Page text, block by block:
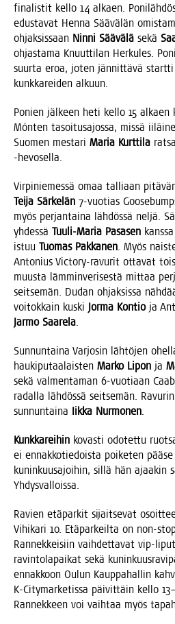
fina­lis­tit kel­lo 14 alkaen.
edus­ta­vat Hen­na Sää­vä­län
ohjak­sis­saan Nin­ni Sää­vä­lä sekä
ohjas­ta­ma Knuut­ti­lan Her­ku­les.
suur­ta eroa, joten jän­nit­tä­vä
kunk­ka­rei­den alkuun.
Ponien jäl­keen heti kel­lo 15
Món­ten tasoi­tus­ajos­sa, mis­sä
Suo­men mes­ta­ri Maria Kurt­ti­la
‑hevo­sel­la.
Vir­pi­nie­mes­sä omaa tal­li­aan
Tei­ja Sär­ke­län 7‑vuotias
myös per­jan­tai­na läh­dös­sä nel­jä.
yhdes­sä Tuu­li-Maria Pas­a­sen
istuu Tuo­mas Pak­ka­nen. Myös
Anto­nius Vic­to­ry-ravu­rit otta­vat
muus­ta läm­min­ve­ri­ses­tä mit­taa
seit­se­män. Dudan ohjak­sis­sa
voi­tok­kain kus­ki Jor­ma Kon­tioja
Jar­mo Saa­re­la.
Sun­nun­tai­na Var­jo­sin läh­tö­jen
hau­ki­pu­taa­lais­ten Mar­ko Lipon ja
sekä val­men­ta­man 6‑vuotiaan
radal­la läh­dös­sä seit­se­män.
sun­nun­tai­na Iik­ka Nur­mo­nen.
Kunk­ka­rei­hin kovas­ti odo­tet­tu
ei ennak­ko­tie­dois­ta poi­ke­ten
kunin­kuus­ajoi­hin, sil­lä hän ajaa­kin
Yhdysvalloissa.
Ravien etä­par­kit sijait­se­vat
Vihi­ka­ri 10. Etä­par­keil­ta on non-
Ran­nek­kei­siin vaih­det­ta­vat vip-
ravin­to­la­pai­kat sekä
ennak­koon Oulun Kaup­pa­hal­lin
K‑Citymarketissa päi­vit­täin kel­lo
Ran­nek­keen voi vaih­taa myös